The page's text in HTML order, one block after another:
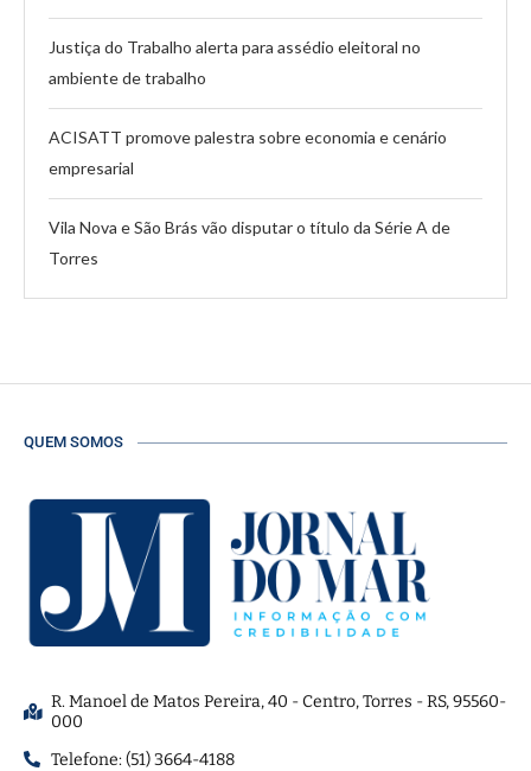
Justiça do Trabalho alerta para assédio eleitoral no
ambiente de trabalho
ACISATT promove palestra sobre economia e cenário
empresarial
Vila Nova e São Brás vão disputar o título da Série A de
Torres
QUEM SOMOS
R. Manoel de Matos Pereira, 40 - Centro, Torres - RS, 95560-
000
Telefone: (51) 3664-4188